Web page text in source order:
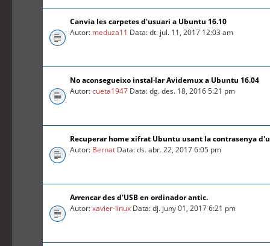
Canvia les carpetes d'usuari a Ubuntu 16.10
Autor: meduza11 Data: dt. jul. 11, 2017 12:03 am
No aconsegueixo instal·lar Avidemux a Ubuntu 16.04
Autor:cueta1947 Data: dg. des. 18, 2016 5:21 pm
Recuperar home xifrat Ubuntu usant la contrasenya
Autor: Bernat Data: ds. abr. 22, 2017 6:05 pm
Arrencar des d'USB en ordinador antic.
Autor:xavier-linux Data: dj. juny 01, 2017 6:21 pm